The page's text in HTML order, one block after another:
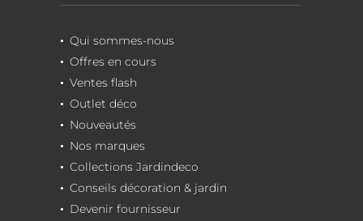
Qui sommes-nous
Offres en cours
Ventes flash
Outlet déco
Nouveautés
Nos marques
Collections Jardindeco
Conseils décoration & jardin
Devenir fournisseur